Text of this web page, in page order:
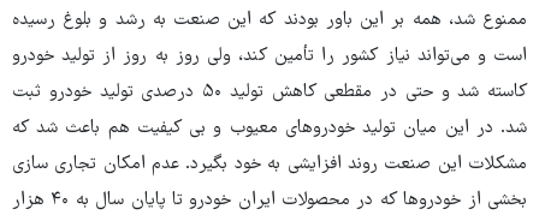
ممنوع شد، همه بر این باور بودند که این صنعت به رشد و بلوغ رسیده
است و می‌تواند نیاز کشور را تأمین کند، ولی روز به روز از تولید خودرو
کاسته شد و حتی در مقطعی کاهش تولید ۵۰ درصدی تولید خودرو ثبت
شد. در این میان تولید خودروهای معیوب و بی کیفیت هم باعث شد که
مشکلات این صنعت روند افزایشی به خود بگیرد. عدم امکان تجاری سازی
بخشی از خودروها که در محصولات ایران خودرو تا پایان سال به ۴۰ هزار